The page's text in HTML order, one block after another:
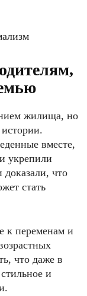
жилища, но
вместе,
укрепили
что
стать
к переменам и
что даже в
и